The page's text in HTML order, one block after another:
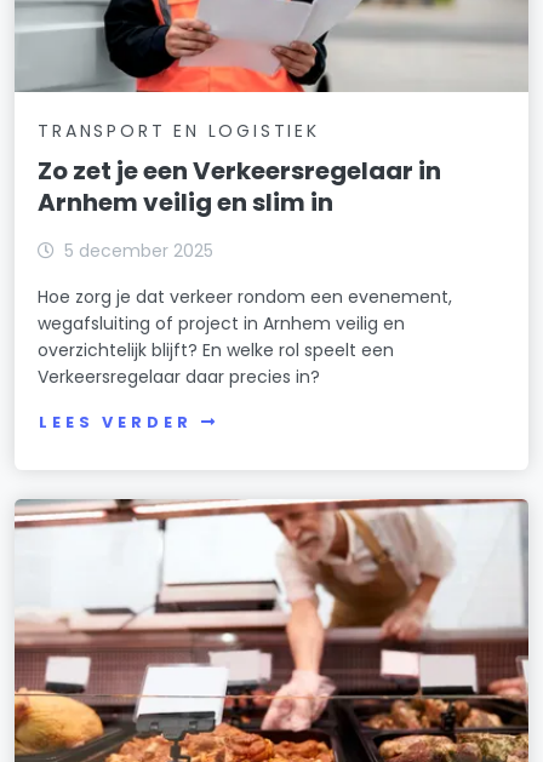
TRANSPORT EN LOGISTIEK
Zo zet je een Verkeersregelaar in
Arnhem veilig en slim in
5 december 2025
Hoe zorg je dat verkeer rondom een evenement,
wegafsluiting of project in Arnhem veilig en
overzichtelijk blijft? En welke rol speelt een
Verkeersregelaar daar precies in?
LEES VERDER